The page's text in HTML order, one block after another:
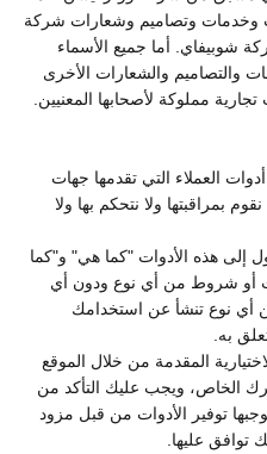
وخدمات وتصاميم وشعارات شركة
شوبيفاي. أما جميع الأسماء
والتصاميم والشعارات الأخرى
مملوكة لأصحابها المعنيين.
العملاء التي تقدمها جهات
بمراقبتها ولا نتحكم بها ولا
إلى هذه الأدوات "كما هي" و"كما
أو شروط من أي نوع ودون أي
أي نوع تنشأ عن استخدامك
به.
المقدمة من خلال الموقع
الخاص، ويجب عليك التأكد من
توفير الأدوات من قبل مزود
توافق عليها.